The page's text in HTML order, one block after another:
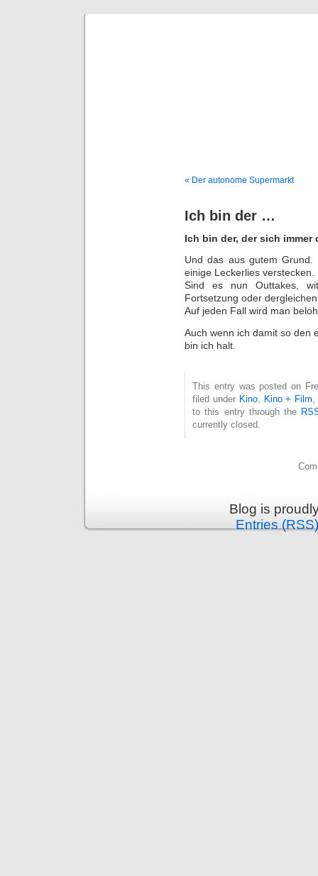
« Der autonome Supermarkt
Ich bin der …
Ich bin der, der sich immer
Und das aus gutem
einige Leckerlies verstecken.
Sind es nun Outtakes,
Fortsetzung oder
Auf jeden Fall wird man
Auch wenn ich damit so den
bin ich halt.
This entry was posted on
filed under Kino, Kino + Film
to this entry through the
currently closed.
Blog is
Entries (RSS)